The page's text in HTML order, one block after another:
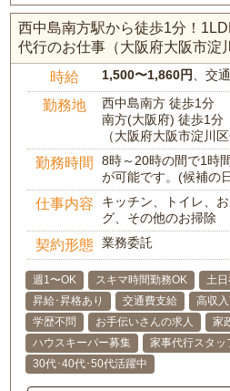
西中島南方駅から徒歩1分！
代行のお仕事（大阪府大阪市淀
時給 1,500〜1,860円 、交
勤務地
西中島南方 徒歩1分
南方(大阪府) 徒歩1分
（大阪府大阪市淀川区
勤務時間
8時～20時の間で1時
が可能です。(候補の
仕事内容
キッチン、トイレ、
グ、その他のお掃除
契約形態 業務委託
週1〜OK スキマ時間勤務OK 土
昇給･昇格あり
交通費支給 高収
学歴不問
お手伝いさんの求人
家
ハウスキーパー募集
家事代行スタッ
30代･40代･50代活躍中